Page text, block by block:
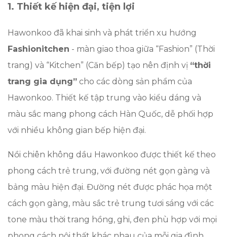
1. Thiết kế hiện đại, tiện lợi
Hawonkoo đã khai sinh và phát triển xu hướng
Fashionitchen - màn giao thoa giữa “Fashion” (Thời
trang) và “Kitchen” (Căn bếp) tạo nên định vị “thời
trang gia dụng” cho các dòng sản phẩm của
Hawonkoo. Thiết kế tập trung vào kiểu dáng và
màu sắc mang phong cách Hàn Quốc, dễ phối hợp
với nhiều không gian bếp hiện đại.
Nồi chiên không dầu Hawonkoo được thiết kế theo
phong cách trẻ trung, với đường nét gọn gàng và
bảng màu hiện đại. Đường nét được phác họa một
cách gọn gàng, màu sắc trẻ trung tươi sáng với các
tone màu thời trang hồng, ghi, đen phù hợp với mọi